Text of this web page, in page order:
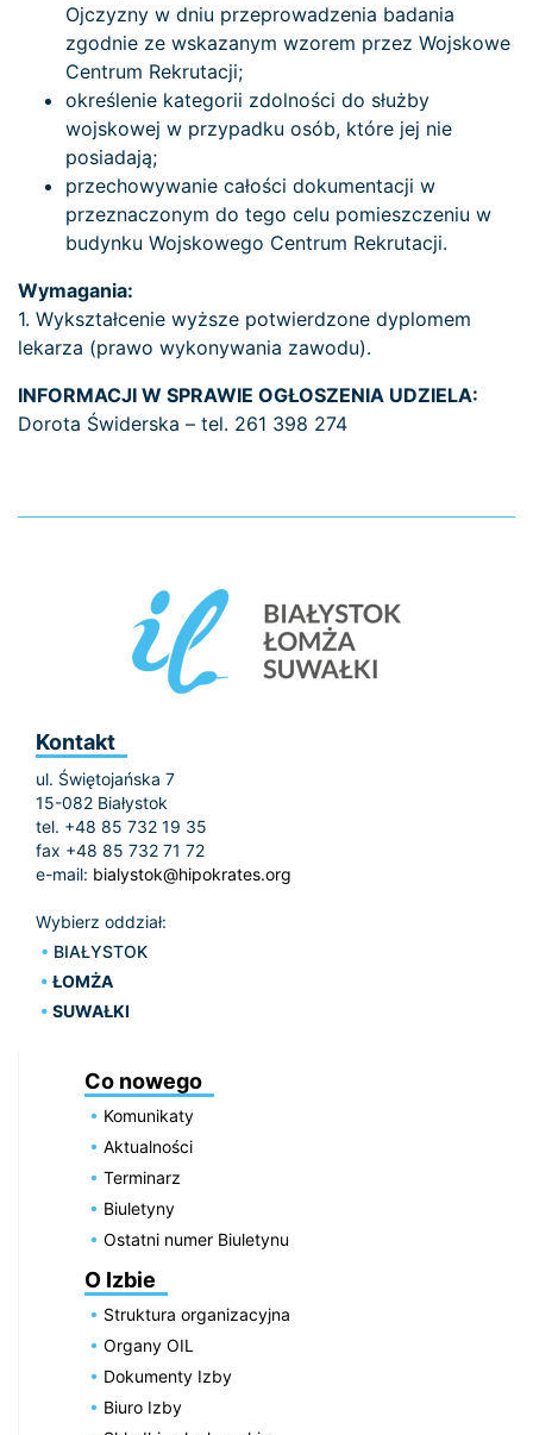
Ojczyzny w dniu przeprowadzenia badania
zgodnie ze wskazanym wzorem przez Wojskowe
Centrum Rekrutacji;
określenie kategorii zdolności do służby
wojskowej w przypadku osób, które jej nie
posiadają;
przechowywanie całości dokumentacji w
przeznaczonym do tego celu pomieszczeniu w
budynku Wojskowego Centrum Rekrutacji.
Wymagania:
1. Wykształcenie wyższe potwierdzone dyplomem
lekarza (prawo wykonywania zawodu).
INFORMACJI W SPRAWIE OGŁOSZENIA UDZIELA:
Dorota Świderska – tel. 261 398 274
Kontakt
ul. Świętojańska 7
15-082 Białystok
tel. +48 85 732 19 35
fax +48 85 732 71 72
e-mail: bialystok@hipokrates.org
Wybierz oddział:
BIAŁYSTOK
ŁOMŻA
SUWAŁKI
Co nowego
Komunikaty
Aktualności
Terminarz
Biuletyny
Ostatni numer Biuletynu
O Izbie
Struktura organizacyjna
Organy OIL
Dokumenty Izby
Biuro Izby